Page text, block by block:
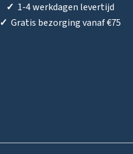
✓ 1-4 werkdagen levertijd
✓ Gratis bezorging vanaf €75